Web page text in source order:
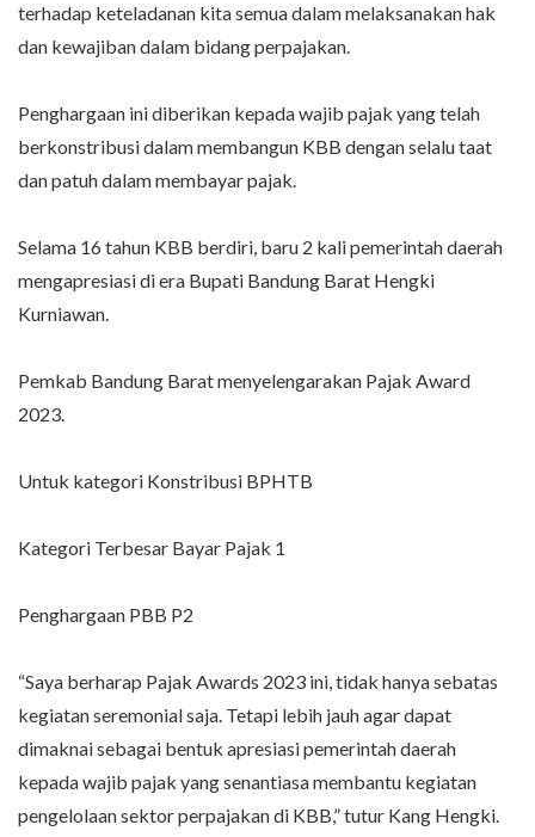
terhadap keteladanan kita semua dalam melaksanakan hak
dan kewajiban dalam bidang perpajakan.
Penghargaan ini diberikan kepada wajib pajak yang telah
berkonstribusi dalam membangun KBB dengan selalu taat
dan patuh dalam membayar pajak.
Selama 16 tahun KBB berdiri, baru 2 kali pemerintah daerah
mengapresiasi di era Bupati Bandung Barat Hengki
Kurniawan.
Pemkab Bandung Barat menyelengarakan Pajak Award
2023.
Untuk kategori Konstribusi BPHTB
Kategori Terbesar Bayar Pajak 1
Penghargaan PBB P2
“Saya berharap Pajak Awards 2023 ini, tidak hanya sebatas
kegiatan seremonial saja. Tetapi lebih jauh agar dapat
dimaknai sebagai bentuk apresiasi pemerintah daerah
kepada wajib pajak yang senantiasa membantu kegiatan
pengelolaan sektor perpajakan di KBB,” tutur Kang Hengki.